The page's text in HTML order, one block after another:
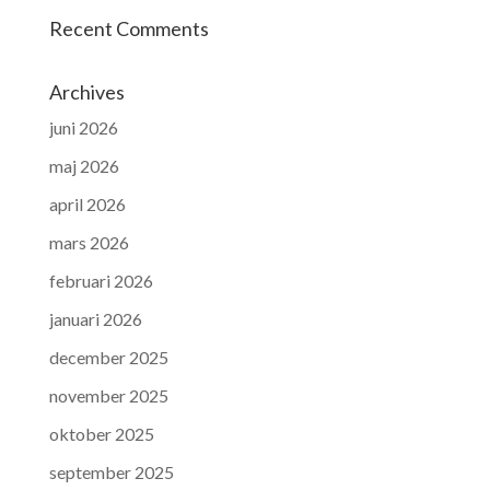
Recent Comments
Archives
juni 2026
maj 2026
april 2026
mars 2026
februari 2026
januari 2026
december 2025
november 2025
oktober 2025
september 2025